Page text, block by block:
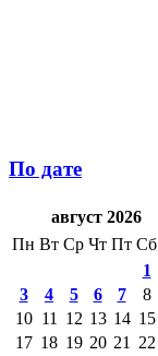
По дате
август 2026
Пн Вт Ср Чт Пт Сб
1
3
4 5 6 7 8
10 11 12 13 14 15
17 18 19 20 21 22